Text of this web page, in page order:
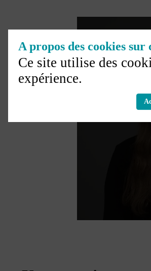
A propos des cookies sur
Ce site utilise des
expérience.